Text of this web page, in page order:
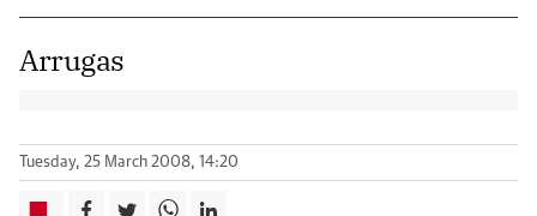
Arrugas
Tuesday, 25 March 2008, 14:20